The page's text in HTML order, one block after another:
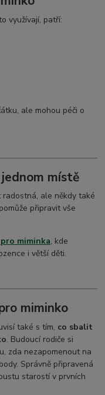
využívají, patří:
ale mohou péči o
místě
radostná, ale někdy také
připravit vše
miminka, kde
i větší děti.
miminko
také s tím, co sbalit
. Budoucí rodiče si
zda nezapomenout na
Správně připravená
starostí v prvních